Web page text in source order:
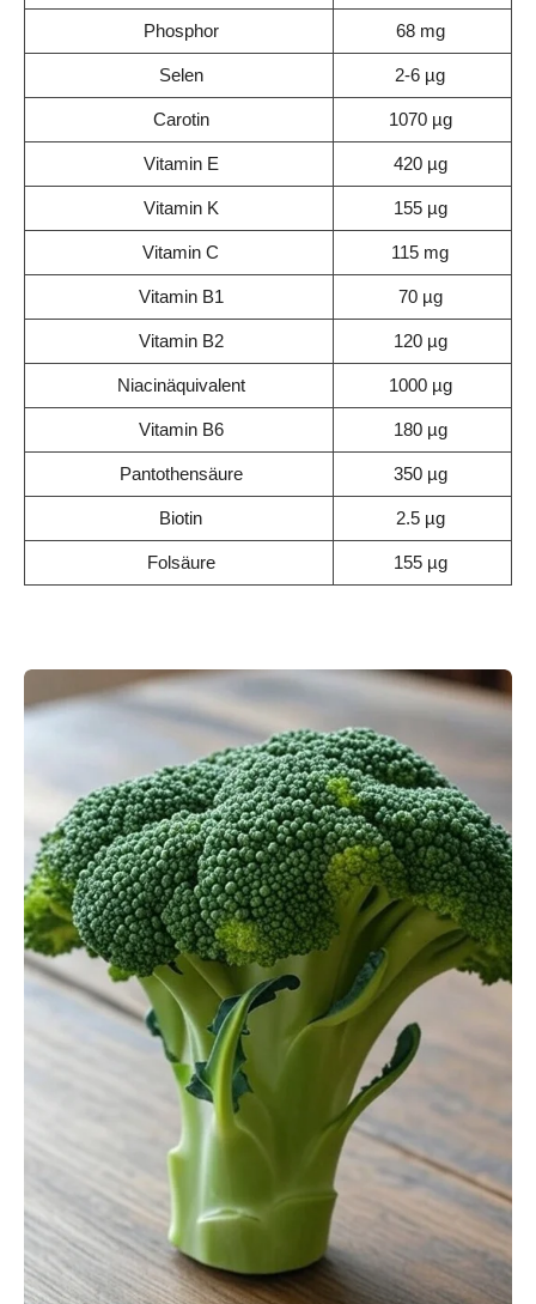
Phosphor 68 mg
Selen 2-6 µg
Carotin 1070 µg
Vitamin E 420 µg
Vitamin K 155 µg
Vitamin C 115 mg
Vitamin B1 70 µg
Vitamin B2 120 µg
Niacinäquivalent 1000 µg
Vitamin B6 180 µg
Pantothensäure 350 µg
Biotin 2.5 µg
Folsäure 155 µg